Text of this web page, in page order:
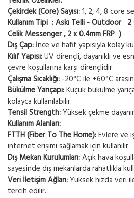
Çekirdek (Core) Sayısı:1, 2, 4, 8 core
Kullanım Tipi : Askı Telli - Outdoor
Celik Messenger , 2 x 0.4mm FRP )
Dış Çap: İnce ve hafif yapısıyla kolay
Kılıf Yapısı:UV dirençli, dayanıklı ve
çevre koşullarına karşı dirençlidir.
Çalışma Sıcaklığı: -20°C ile +60°C
Bükülme Yarıçapı:Küçük bükülme
kolayca kullanılabilir.
Tensil Strength:Yüksek çekme
Kullanım Alanları:
FTTH (Fiber To The Home):Evlere ve
internet erişimi sağlamak için kullanılır.
Dış Mekan Kurulumları:Açık hava
sayesinde dış mekanlarda rahatlıkla
Veri İletişim Ağları:Yüksek hızda veri
tercih edilir.